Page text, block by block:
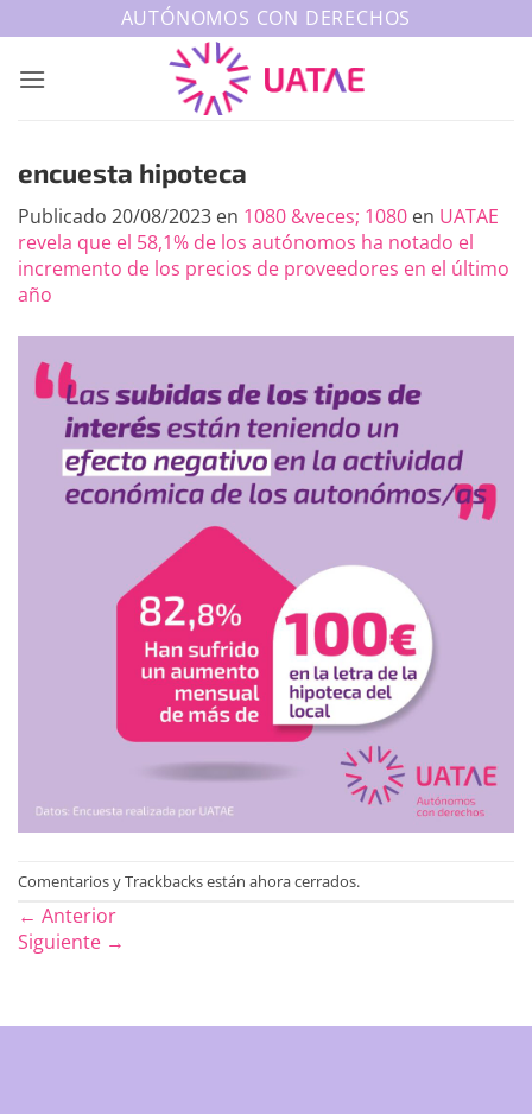
al
AUTÓNOMOS CON DERECHOS
encuesta hipoteca
Publicado 20/08/2023 en 1080 &veces; 1080 en UATAE
revela que el 58,1% de los autónomos ha notado el
incremento de los precios de proveedores en el último
año
Comentarios y Trackbacks están ahora cerrados.
← Anterior
Siguiente →